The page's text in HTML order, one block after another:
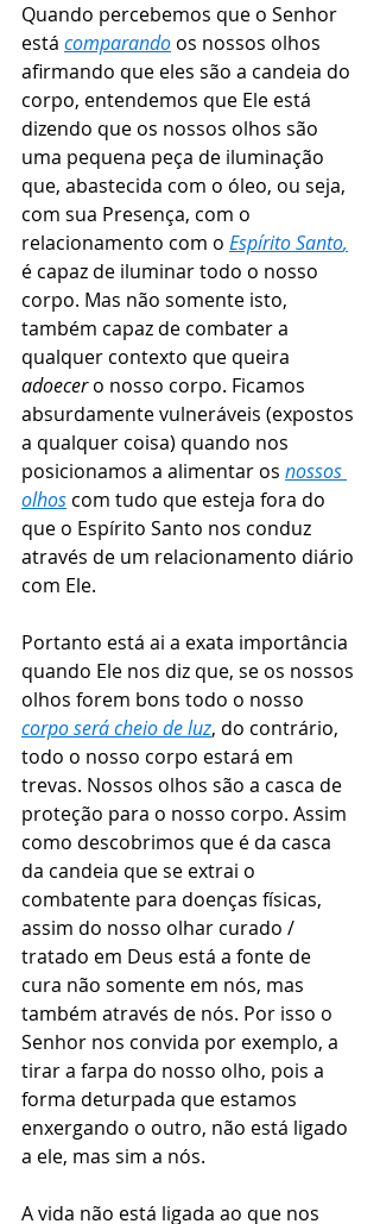
Quando percebemos que o Senhor
está comparando os nossos olhos
afirmando que eles são a candeia do
corpo, entendemos que Ele está
dizendo que os nossos olhos são
uma pequena peça de iluminação
que, abastecida com o óleo, ou seja,
com sua Presença, com o
relacionamento com o Espírito Santo,
é capaz de iluminar todo o nosso
corpo. Mas não somente isto,
também capaz de combater a
qualquer contexto que queira
adoecer o nosso corpo. Ficamos
absurdamente vulneráveis (expostos
a qualquer coisa) quando nos
posicionamos a alimentar os nossos
olhos com tudo que esteja fora do
que o Espírito Santo nos conduz
através de um relacionamento diário
com Ele.
Portanto está ai a exata importância
quando Ele nos diz que, se os nossos
olhos forem bons todo o nosso
corpo será cheio de luz, do contrário,
todo o nosso corpo estará em
trevas. Nossos olhos são a casca de
proteção para o nosso corpo. Assim
como descobrimos que é da casca
da candeia que se extrai o
combatente para doenças físicas,
assim do nosso olhar curado /
tratado em Deus está a fonte de
cura não somente em nós, mas
também através de nós. Por isso o
Senhor nos convida por exemplo, a
tirar a farpa do nosso olho, pois a
forma deturpada que estamos
enxergando o outro, não está ligado
a ele, mas sim a nós.
A vida não está ligada ao que nos